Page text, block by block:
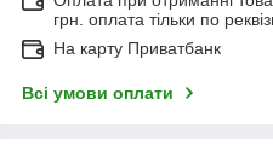
грн. оплата тільки по
На карту Приватбанк
Всі умови оплати